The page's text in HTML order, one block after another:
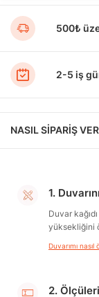
500₺
2-5 iş
NASIL SİPARİŞ
1.
Duvar
yüksekliğini
Duvarımı
2.